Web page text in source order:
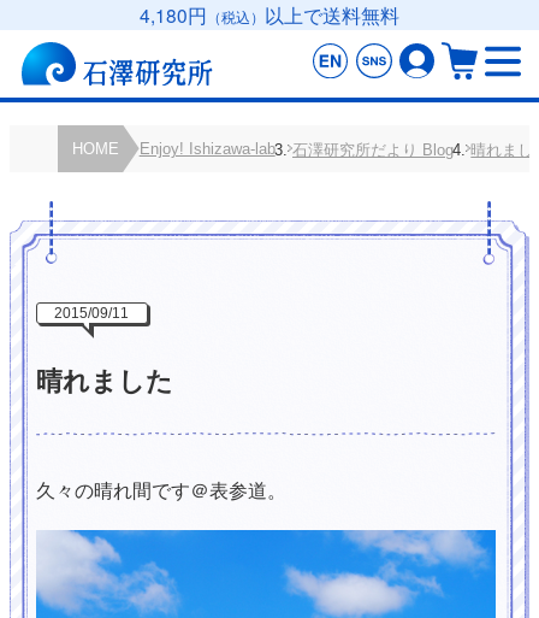
4,180円 （税込） 以上で送料無料
HOME Enjoy! Ishizawa-lab 石澤研究所だより Blog 晴れまし
2015/09/11
晴れました
久々の晴れ間です＠表参道。